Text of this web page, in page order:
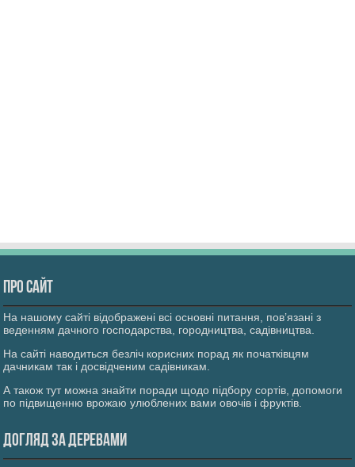
Про сайт
На нашому сайті відображені всі основні питання, пов’язані з
веденням дачного господарства, городництва, садівництва.
На сайті наводиться безліч корисних порад як початківцям
дачникам так і досвідченим садівникам.
А також тут можна знайти поради щодо підбору сортів, допомоги
по підвищенню врожаю улюблених вами овочів і фруктів.
Догляд за деревами